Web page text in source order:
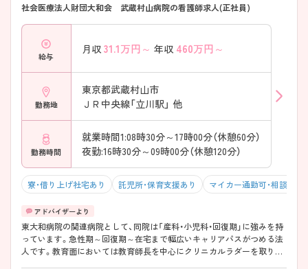
社会医療法人財団大和会 武蔵村山病院の看護師求人(正社員)
給与
月収 31.1万円～ 年収 460万円～
勤務地
東京都武蔵村山市
ＪＲ中央線「立川駅」 他
勤務時間
就業時間1:08時30分～17時00分（休憩60分）
夜勤:16時30分～09時00分（休憩120分）
寮・借り上げ社宅あり 託児所・保育支援あり マイカー通勤可・相談可
東大和病院の関連病院として、同院は「産科・小児科・回復期」に強みを持
っています。急性期～回復期～在宅まで幅広いキャリアパスがつめる法
人です。教育面においては教育師長を中心にクリニカルラダーを取り入